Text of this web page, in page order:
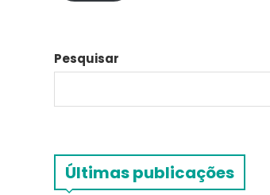
Pesquisar
Últimas publicações